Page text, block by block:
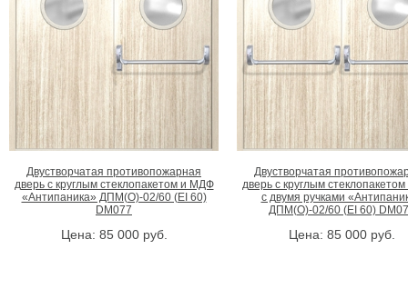
Двустворчатая противопожарная
дверь с круглым стеклопакетом и МДФ
«Антипаника» ДПМ(О)-02/60 (EI 60)
DM077
Цена: 85 000руб.
Двустворчатая
дверь с круглым
с двумя ручками
ДПМ(О)-02/60 (EI 60)
Цена: 85 000руб.